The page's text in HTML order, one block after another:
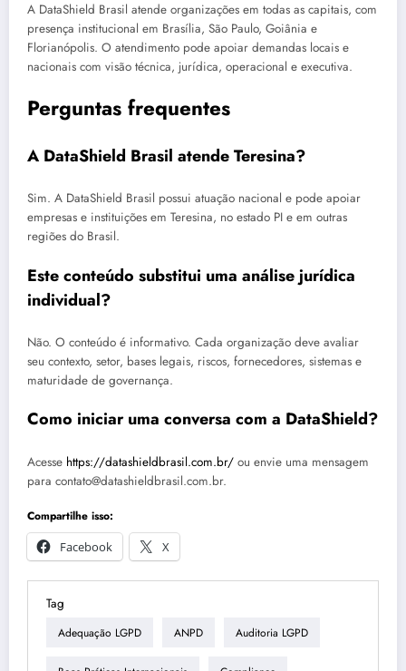
A DataShield Brasil atende organizações em todas as capitais, com
presença institucional em Brasília, São Paulo, Goiânia e
Florianópolis. O atendimento pode apoiar demandas locais e
nacionais com visão técnica, jurídica, operacional e executiva.
Perguntas frequentes
A DataShield Brasil atende Teresina?
Sim. A DataShield Brasil possui atuação nacional e pode apoiar
empresas e instituições em Teresina, no estado PI e em outras
regiões do Brasil.
Este conteúdo substitui uma análise jurídica
individual?
Não. O conteúdo é informativo. Cada organização deve avaliar
seu contexto, setor, bases legais, riscos, fornecedores, sistemas e
maturidade de governança.
Como iniciar uma conversa com a DataShield?
Acesse https://datashieldbrasil.com.br/ ou envie uma mensagem
para contato@datashieldbrasil.com.br.
Compartilhe isso:
Facebook
X
Tag
Adequação LGPD ANPD Auditoria LGPD